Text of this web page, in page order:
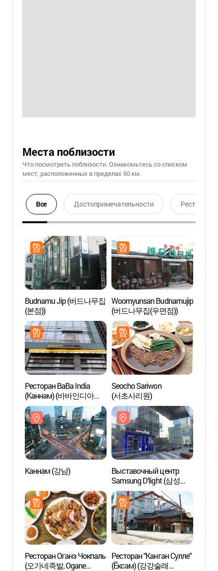
Места поблизости
Что посмотреть поблизости. Ознакомьтесь со списком
мест, расположенных в пределах 50 км.
Все Достопримечательности Ресторан
Budnamu Jip (버드나무집
(본점))
Woomyunsan Budnamujip
(버드나무집(우면점))
Ресторан BaBa India
(Каннам) (바바인디아
(강남역점))
Seocho Sariwon
(서초사리원)
Каннам (강남)
Выставочный центр
Samsung D’light (삼성
딜라이트)
Ресторан Оганэ Чокпаль
(오가네족발, Ogane
Ресторан "Канган Сулле"
(Ёксам) (강강술래